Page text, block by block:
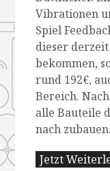
Vibrationen
Spiel
dieser
bekommen,
rund 192€,
Bereich.
alle Bauteile
nach
Jetzt